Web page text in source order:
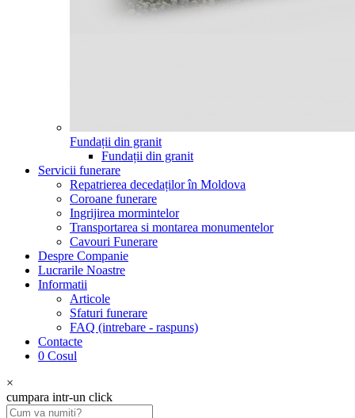
Fundații din granit
Fundații din granit
Servicii funerare
Repatrierea decedaților în Moldova
Coroane funerare
Ingrijirea mormintelor
Transportarea si montarea monumentelor
Cavouri Funerare
Despre Companie
Lucrarile Noastre
Informatii
Articole
Sfaturi funerare
FAQ (intrebare - raspuns)
Contacte
0 Cosul
×
cumpara intr-un click